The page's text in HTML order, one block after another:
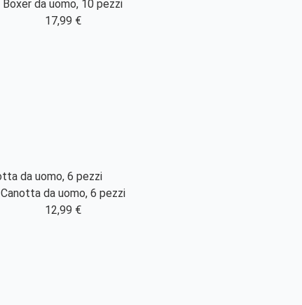
Boxer da uomo, 10 pezzi
17,99 €
Canotta da uomo, 6 pezzi
12,99 €